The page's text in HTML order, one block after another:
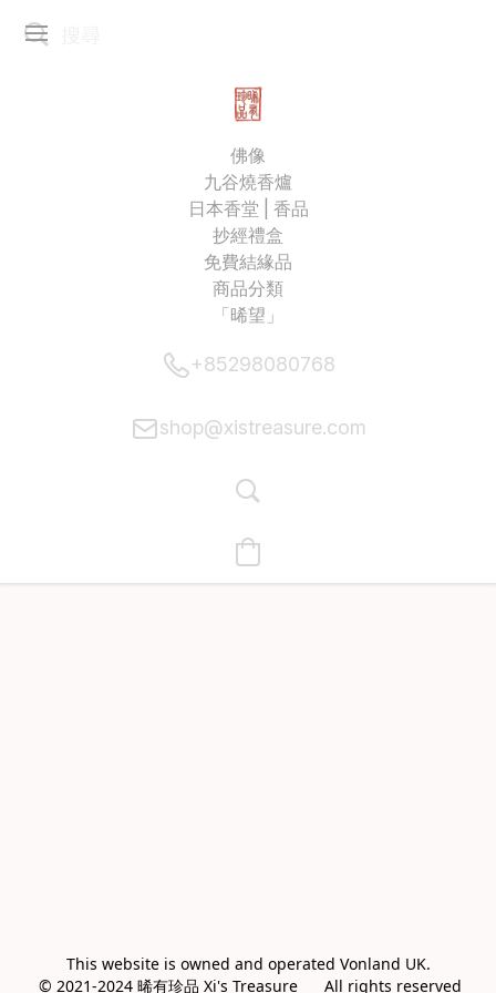
佛像
九谷燒香爐
日本香堂 | 香品
抄經禮盒
免費結緣品
商品分類
「晞望」
+85298080768
shop@xistreasure.com
This website is owned and operated Vonland UK.
© 2021-2024 晞有珍品 Xi's Treasure      All rights reserved